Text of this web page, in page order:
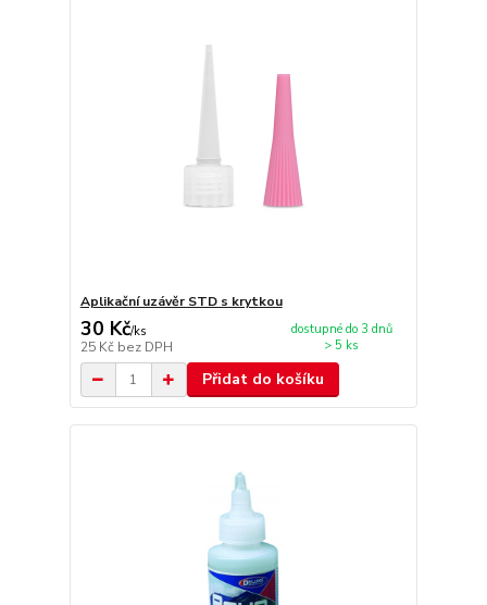
Aplikační uzávěr STD s krytkou
30 Kč/ks
25 Kč bez DPH
dostupné do 3 dnů
> 5 ks
Přidat do košíku